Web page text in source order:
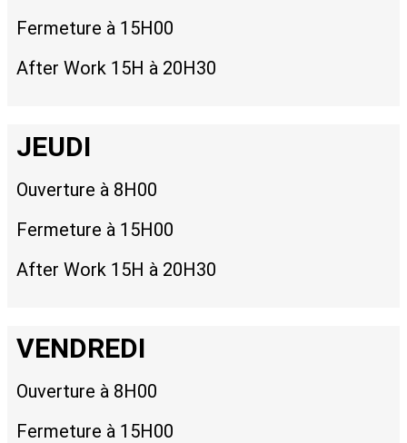
Fermeture à 15H00
After Work 15H à 20H30
JEUDI
Ouverture à 8H00
Fermeture à 15H00
After Work 15H à 20H30
VENDREDI
Ouverture à 8H00
Fermeture à 15H00